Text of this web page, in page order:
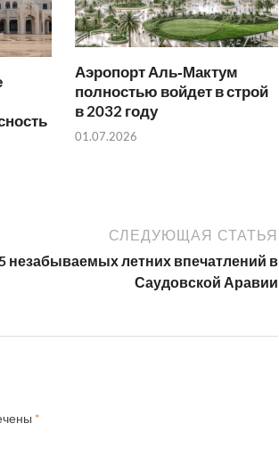
Аэропорт Аль‑Мактум
полностью войдет в строй
в 2032 году
01.07.2026
СЛЕДУЮЩАЯ СТАТЬЯ
незабываемых летних впечатлений в
Саудовской Аравии
*